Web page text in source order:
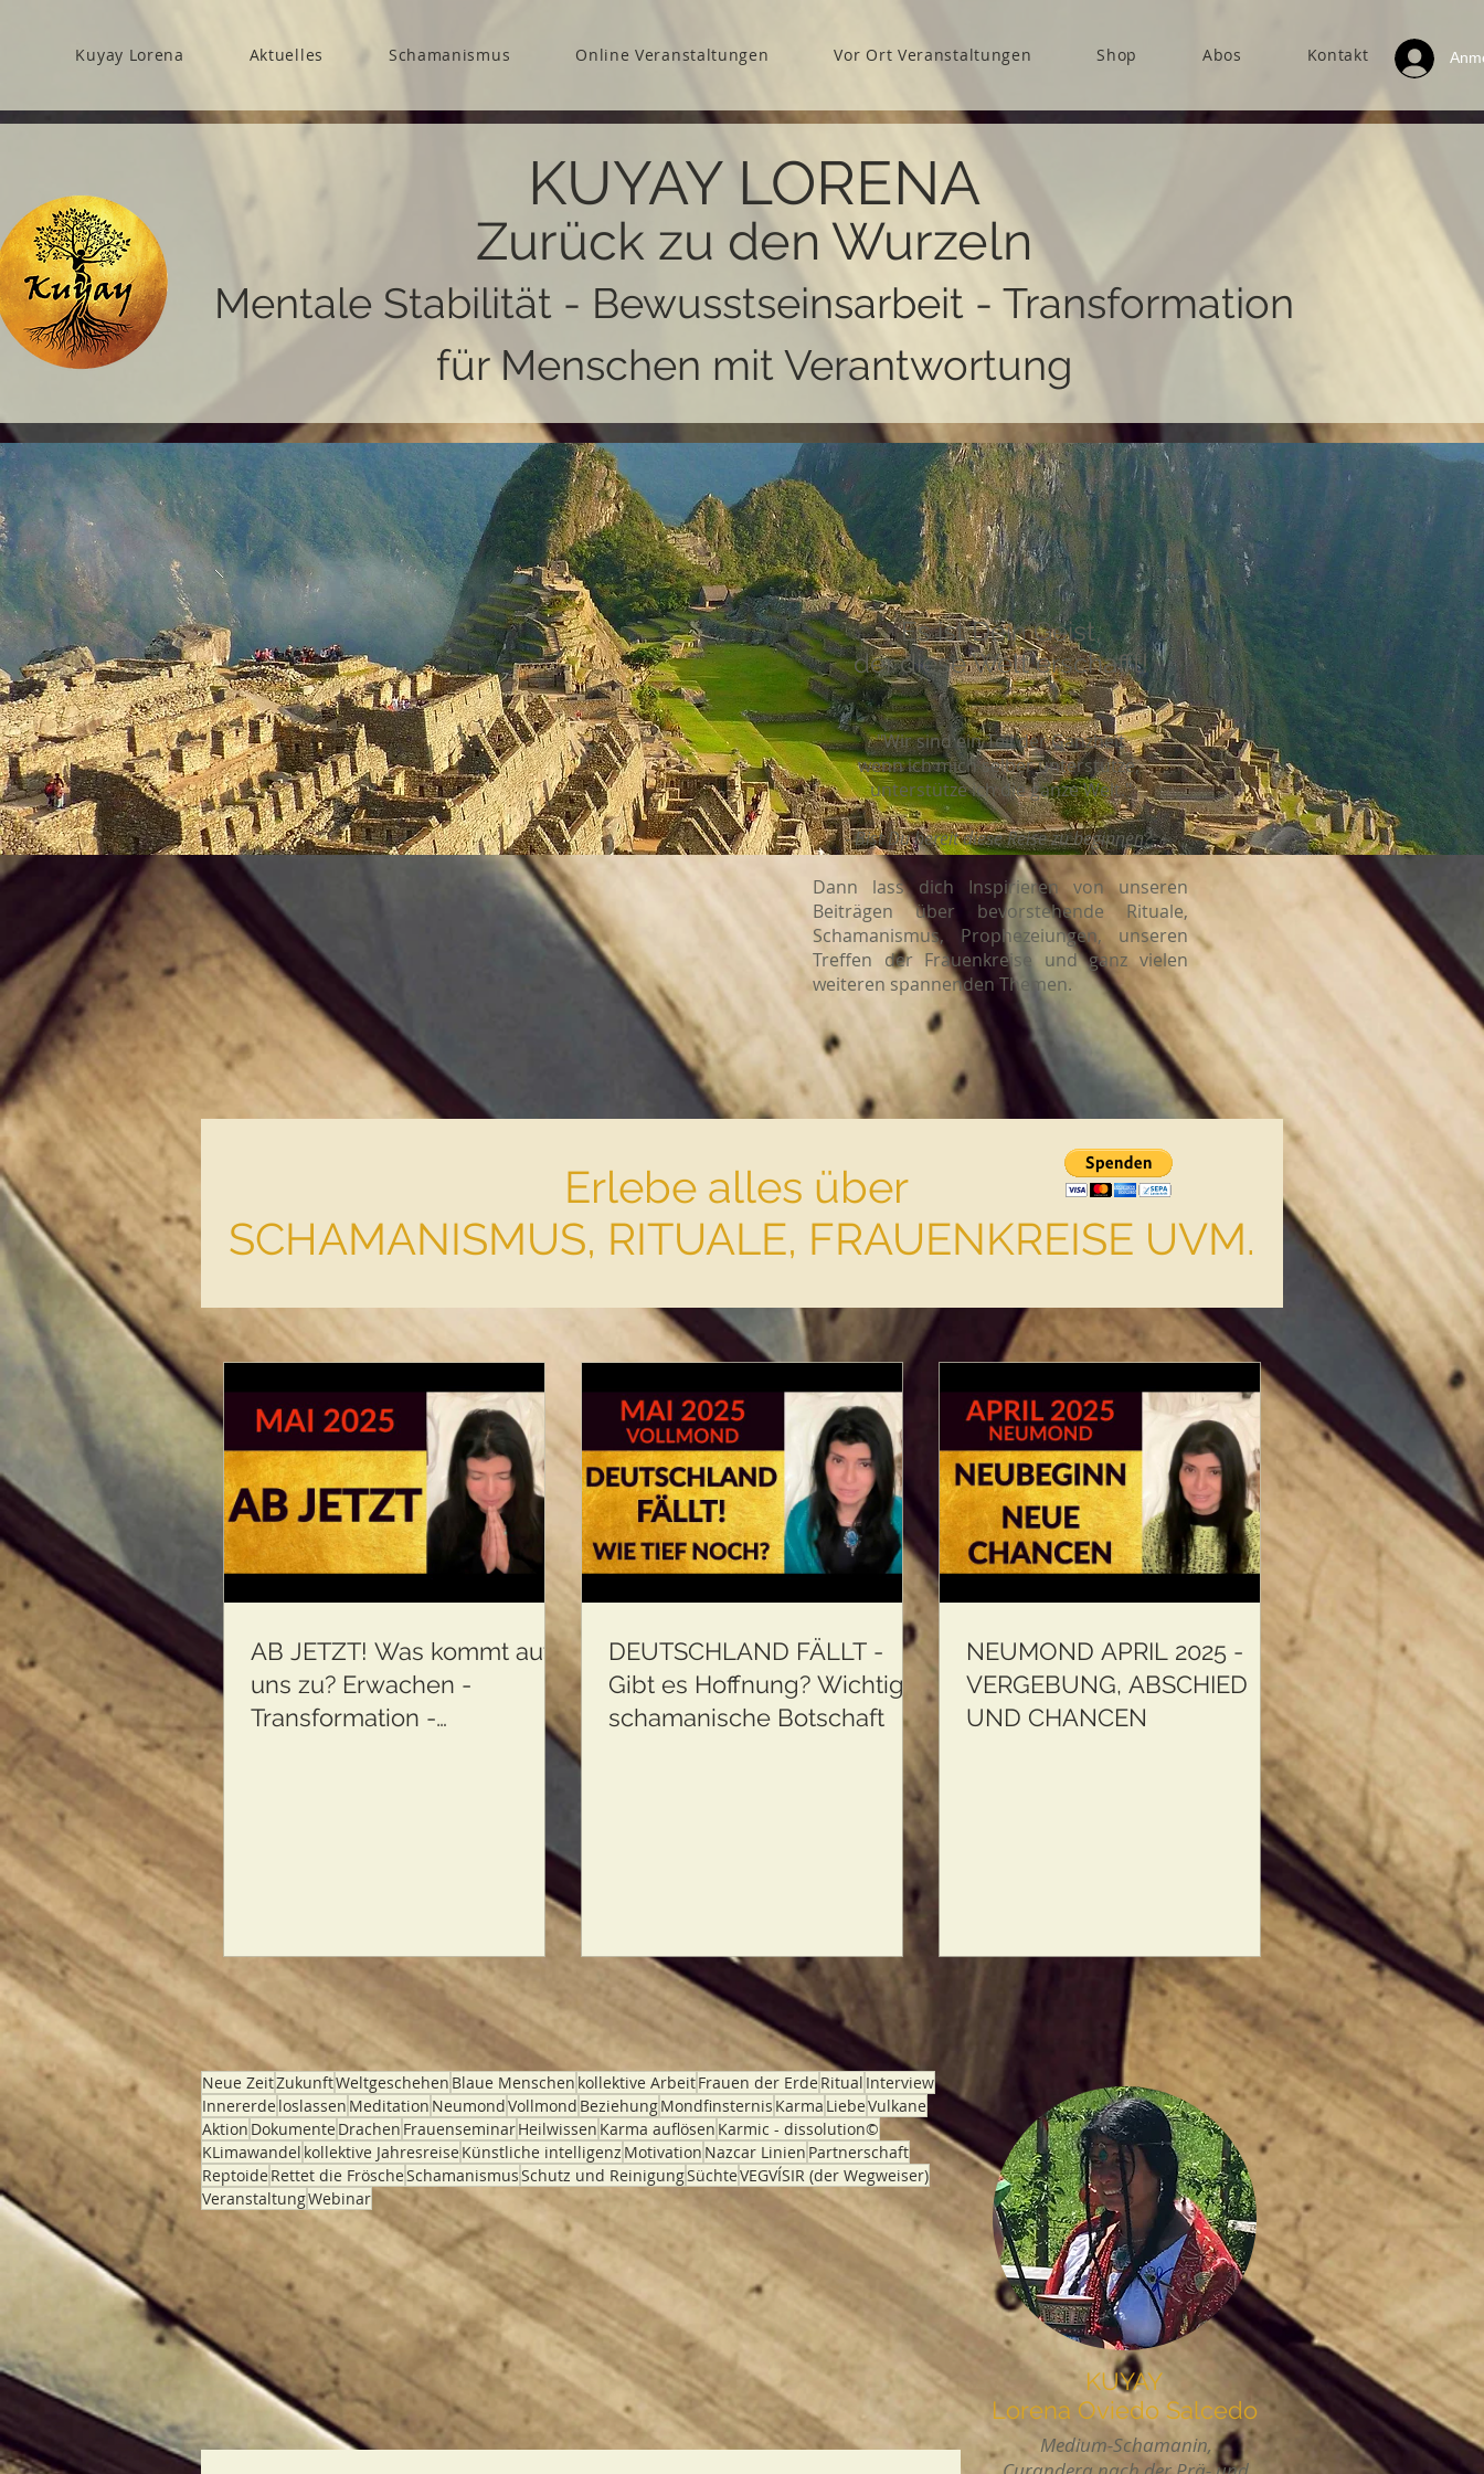
Kuyay Lorena Aktuelles Schamanismus Online Veranstaltungen Vor Ort Veranstaltungen Shop Abos Kontakt
KUYAY LORENA
Zurück zu den Wurzeln
Mentale Stabilität - Bewusstseinsarbeit - Transformation
für Menschen mit Verantwortung
Es ist Dein Geist,
der diese Welt erschafft!
"Wir sind ein Teil der Ganzheit
wenn ich mich selber unterstütze,
unterstütze ich die ganze Welt."
- Bist Du bereit diese Reise zu beginnen?-
Dann lass dich Inspirieren von unseren
Beiträgen über bevorstehende Rituale,
Schamanismus, Prophezeiungen, unseren
Treffen der Frauenkreise und ganz vielen
weiteren spannenden Themen.
Erlebe alles über
SCHAMANISMUS, RITUALE, FRAUENKREISE UVM.
AB JETZT! Was kommt auf
uns zu? Erwachen -
Transformation -
Körperliche Ermüdung und
DEUTSCHLAND FÄLLT -
Gibt es Hoffnung? Wichtige
schamanische Botschaft
NEUMOND APRIL 2025 -
VERGEBUNG, ABSCHIED
UND CHANCEN
Neue ZeitZukunftWeltgeschehen Blaue Menschen kollektive ArbeitFrauen der ErdeRitual Interview
Innererdeloslassen Meditation NeumondVollmond BeziehungMondfinsternis Karma LiebeVulkane
Aktion DokumenteDrachen FrauenseminarHeilwissen Karma auflösen Karmic - dissolution©
KLimawandel kollektive JahresreiseKünstliche intelligenz Motivation Nazcar Linien Partnerschaft
ReptoideRettet die FröscheSchamanismusSchutz und ReinigungSüchteVEGVÍSIR (der Wegweiser)
VeranstaltungWebinar
KUYAY
Lorena Oviedo Salcedo
Medium-Schamanin,